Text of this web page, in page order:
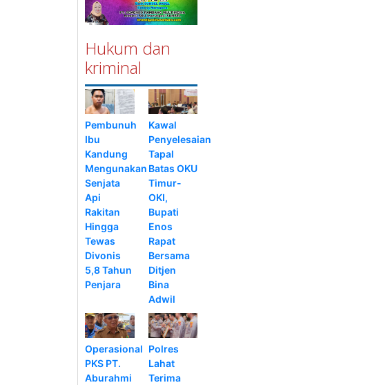
Hukum dan
kriminal
Pembunuh
Ibu
Kandung
Mengunakan
Senjata
Api
Rakitan
Hingga
Tewas
Divonis
5,8 Tahun
Penjara
Kawal
Penyelesaian
Tapal
Batas OKU
Timur-
OKI,
Bupati
Enos
Rapat
Bersama
Ditjen
Bina
Adwil
Operasional
PKS PT.
Aburahmi
Polres
Lahat
Terima